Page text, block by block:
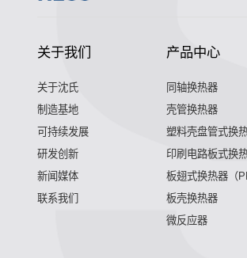
关于我们
关于沈氏
制造基地
可持续发展
研发创新
新闻媒体
联系我们
产品中心
同轴换热器
壳管换热器
塑料壳盘管式换
印刷电路板式换
板翅式换热器（
板壳换热器
微反应器